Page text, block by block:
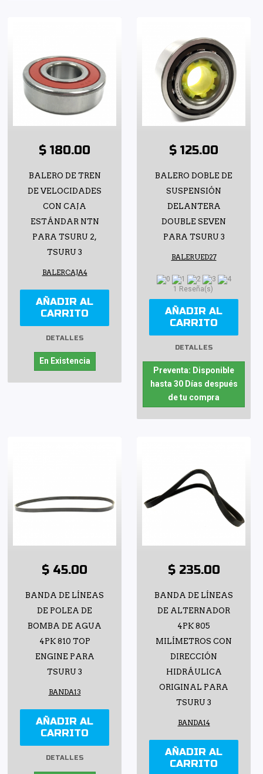
$ 180.00
BALERO DE TREN
DE VELOCIDADES
CON CAJA
ESTÁNDAR NTN
PARA TSURU 2,
TSURU 3
BALERCAJA4
AÑADIR AL
CARRITO
DETALLES
En Existencia
$ 125.00
BALERO DOBLE DE
SUSPENSIÓN
DELANTERA
DOUBLE SEVEN
PARA TSURU 3
BALERUED27
1 Reseña(s)
AÑADIR AL
CARRITO
DETALLES
Preventa: Disponible
hasta 30 Días después
de tu compra
$ 45.00
BANDA DE LÍNEAS
DE POLEA DE
BOMBA DE AGUA
4PK 810 TOP
ENGINE PARA
TSURU 3
BANDA13
AÑADIR AL
CARRITO
DETALLES
$ 235.00
BANDA DE LÍNEAS
DE ALTERNADOR
4PK 805
MILÍMETROS CON
DIRECCIÓN
HIDRÁULICA
ORIGINAL PARA
TSURU 3
BANDA14
AÑADIR AL
CARRITO